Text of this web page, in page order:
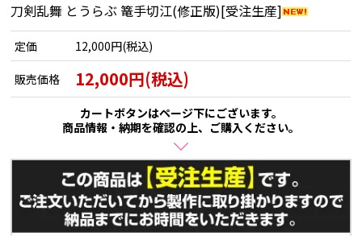
刀剣乱舞 とうらぶ 篭手切江(修正版)[受注生産]
定価 12,000円(税込)
販売価格 12,000円(税込)
カートボタンはページ下にございます。
商品情報・納期を確認の上、ご購入ください。